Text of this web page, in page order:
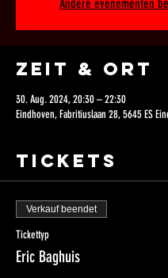
Andere evenementen
Zeit & Ort
30. Aug. 2024, 20:30 – 22:30
Eindhoven, Fabritiuslaan 28, 5645 ES
Tickets
Verkauf beendet
Tickettyp
Eric Baghuis